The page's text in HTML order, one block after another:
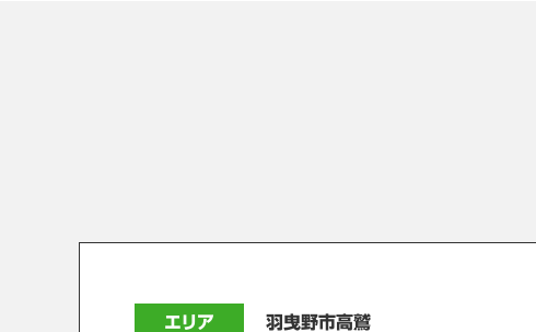
エリア 羽曳野市高鷲